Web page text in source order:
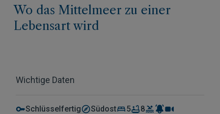
Wo das Mittelmeer zu einer
Lebensart wird
Wichtige Daten
Schlüsselfertig Südost 5
8